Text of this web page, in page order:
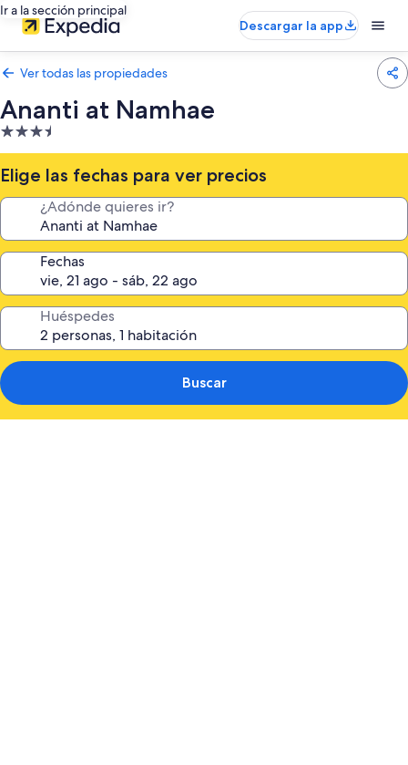
Ir a la sección principal
Descargar la app
Ver todas las propiedades
Ananti at Namhae
Propiedad
de
3.5
estrellas
Elige las fechas para ver precios
¿Adónde quieres ir?
Fechas
Huéspedes
Buscar